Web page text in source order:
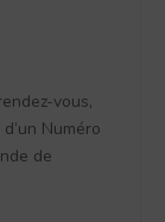
vous,
Numéro
de